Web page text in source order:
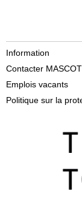
Information
Contacter MASCOT
Emplois vacants
Politique sur la